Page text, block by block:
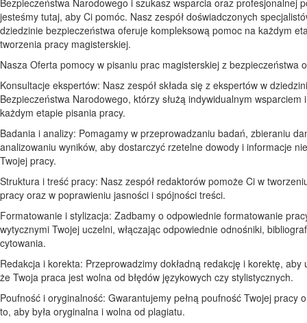
jesteśmy tutaj, aby Ci pomóc. Nasz zespół doświadczonych
dziedzinie bezpieczeństwa oferuje kompleksową pomoc na każdym
tworzenia pracy magisterskiej.
Nasza Oferta pomocy w pisaniu prac magisterskiej z bezpieczeństwa
Konsultacje ekspertów: Nasz zespół składa się z ekspertów w
Bezpieczeństwa Narodowego, którzy służą indywidualnym wsparciem
każdym etapie pisania pracy.
Badania i analizy: Pomagamy w przeprowadzaniu badań, zbieraniu
analizowaniu wyników, aby dostarczyć rzetelne dowody i informacje
Twojej pracy.
Struktura i treść pracy: Nasz zespół redaktorów pomoże Ci w
pracy oraz w poprawieniu jasności i spójności treści.
Formatowanie i stylizacja: Zadbamy o odpowiednie formatowanie
wytycznymi Twojej uczelni, włączając odpowiednie odnośniki,
cytowania.
Redakcja i korekta: Przeprowadzimy dokładną redakcję i korektę, aby
że Twoja praca jest wolna od błędów językowych czy stylistycznych.
Poufność i oryginalność: Gwarantujemy pełną poufność Twojej pracy
to, aby była oryginalna i wolna od plagiatu.